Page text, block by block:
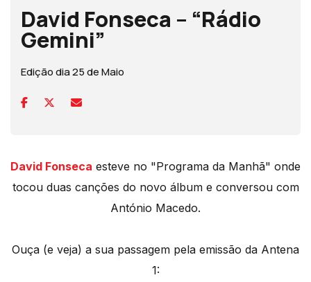
David Fonseca – “Rádio
Gemini”
Edição dia 25 de Maio
David Fonseca esteve no "Programa da Manhã" onde
tocou duas canções do novo álbum e conversou com
António Macedo.
Ouça (e veja) a sua passagem pela emissão da Antena
1: